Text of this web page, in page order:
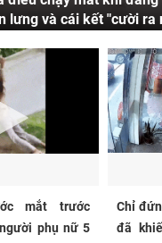
lưng và cái kết "cười ra
mắt trước
phụ nữ 5
Chỉ
đã